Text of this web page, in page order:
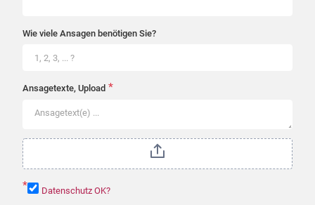
Wie viele Ansagen benötigen Sie?
Ansagetexte, Upload *
* Datenschutz OK?